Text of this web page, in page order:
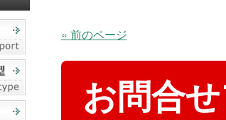
« 前のページ
お問合